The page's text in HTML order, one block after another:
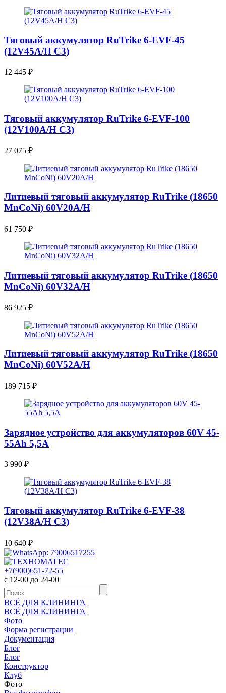
Тяговый аккумулятор RuTrike 6-EVF-45
(12V45A/H C3)
12 445 ₽
Тяговый аккумулятор RuTrike 6-EVF-100
(12V100A/H C3)
27 075 ₽
Литиевый тяговый аккумулятор RuTrike (18650
MnCoNi) 60V20A/H
61 750 ₽
Литиевый тяговый аккумулятор RuTrike (18650
MnCoNi) 60V32A/H
86 925 ₽
Литиевый тяговый аккумулятор RuTrike (18650
MnCoNi) 60V52A/H
189 715 ₽
Зарядное устройство для аккумуляторов 60V 45-
55Ah 5,5A
3 990 ₽
Тяговый аккумулятор RuTrike 6-EVF-38
(12V38A/H C3)
10 640 ₽
+7(900)651-72-55
с 12-00 до 24-00
ВСЁ ДЛЯ КЛИНИНГА
ВСЁ ДЛЯ КЛИНИНГА
Фото
Форма регистрации
Документация
Блог
Блог
Конструктор
Клуб
Фото